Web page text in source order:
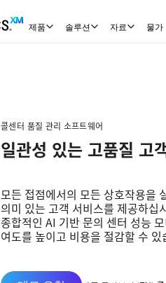
제품 솔루션 자료 물가
콜센터 품질 관리 소프트웨어
일관성 있는 고품질 고
모든 접점에서의 모든 상호작용을
의미 있는 고객 서비스를 제공하
종합적인 AI 기반 문의 센터 성능
여도를 높이고 비용을 절감할 수 있